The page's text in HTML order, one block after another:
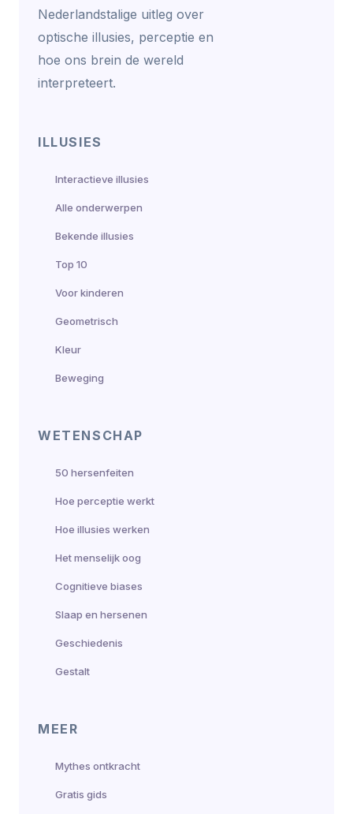
Nederlandstalige uitleg over
optische illusies, perceptie en
hoe ons brein de wereld
interpreteert.
ILLUSIES
Interactieve illusies
Alle onderwerpen
Bekende illusies
Top 10
Voor kinderen
Geometrisch
Kleur
Beweging
WETENSCHAP
50 hersenfeiten
Hoe perceptie werkt
Hoe illusies werken
Het menselijk oog
Cognitieve biases
Slaap en hersenen
Geschiedenis
Gestalt
MEER
Mythes ontkracht
Gratis gids